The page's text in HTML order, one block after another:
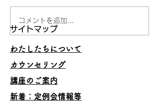
妥当でないことを承認し
ない
コメントを追加…
サイトマップ
わたしたちについて
カウンセリング
講座のご案内
​新着：定例会情報等